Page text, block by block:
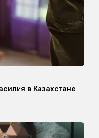
в Казахстане